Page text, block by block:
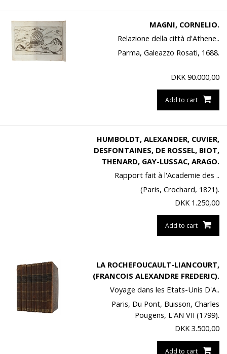
MAGNI, CORNELIO.
Relazione della città d'Athene..
Parma, Galeazzo Rosati, 1688.
DKK 90.000,00
Add to cart
HUMBOLDT, ALEXANDER, CUVIER,
DESFONTAINES, DE ROSSEL, BIOT,
THENARD, GAY-LUSSAC, ARAGO.
Rapport fait à l'Academie des ..
(Paris, Crochard, 1821).
DKK 1.250,00
Add to cart
LA ROCHEFOUCAULT-LIANCOURT,
(FRANCOIS ALEXANDRE FREDERIC).
Voyage dans les Etats-Unis D'A..
Paris, Du Pont, Buisson, Charles
Pougens, L'AN VII (1799).
DKK 3.500,00
Add to cart